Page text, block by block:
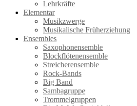
Lehrkräfte
Elementar
Musikzwerge
Musikalische Früherziehung
Ensembles
Saxophonensemble
Blockflötenensemble
Streicherensemble
Rock-Bands
Big Band
Sambagruppe
Trommelgruppen